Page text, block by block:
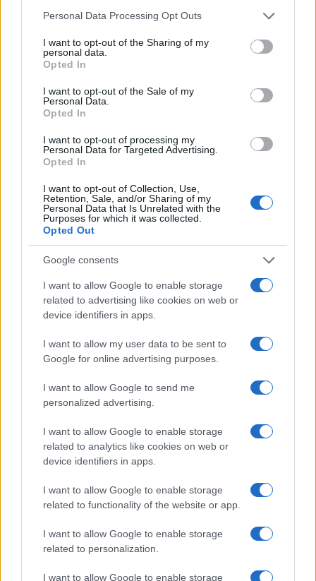
Personal Data Processing Opt Outs
I want to opt-out of the Sharing of my
personal data.
Opted In
I want to opt-out of the Sale of my
Personal Data.
Opted In
I want to opt-out of processing my
Personal Data for Targeted Advertising.
Opted In
I want to opt-out of Collection, Use,
Retention, Sale, and/or Sharing of my
Personal Data that Is Unrelated with the
Purposes for which it was collected.
Opted Out
Google consents
I want to allow Google to enable storage
related to advertising like cookies on web or
device identifiers in apps.
I want to allow my user data to be sent to
Google for online advertising purposes.
I want to allow Google to send me
personalized advertising.
I want to allow Google to enable storage
related to analytics like cookies on web or
device identifiers in apps.
I want to allow Google to enable storage
related to functionality of the website or app.
I want to allow Google to enable storage
related to personalization.
I want to allow Google to enable storage
manchino) dei voti non è un argomento
se necessario si prepara ancora) a incaricare, in
subordine rispetto ai tentativi politici, un
Esecutivo “neutrale” che, in partenza, disporrebbe
di una base parlamentare molto inferiore a quella
di centrodestra.
Terzo. Perché diluire e dilatare i tempi in questo
modo? Secondo le antiche liturgie democristiane,
allungare i tempi era di per sé un modo di
risolvere i problemi. Ma, in epoca digitale e di
politica-social, non è più così. Ogni giorno che
passa, inasprisce il livello delle tensioni e delle
litigiosità, e restringe – anziché allargarlo – il
campo delle soluzioni praticabili.
Resta un dubbio, ovviamente non dimostrabile:
ma forte e politicamente spiacevole. Che il
Presidente abbia cercato di pilotare l’esito della
i tempi-extra concessi all’esplorazione di Fico) per
un’intesa “gradita” tra Pd e M5S, o nella direzione
Ma non è questo ciò di cui l’Italia ha bisogno.
Nessuno nega che la trattativa tra M5S e Lega
appaia sbilenca, incerta, opaca. Ma chi è che sta